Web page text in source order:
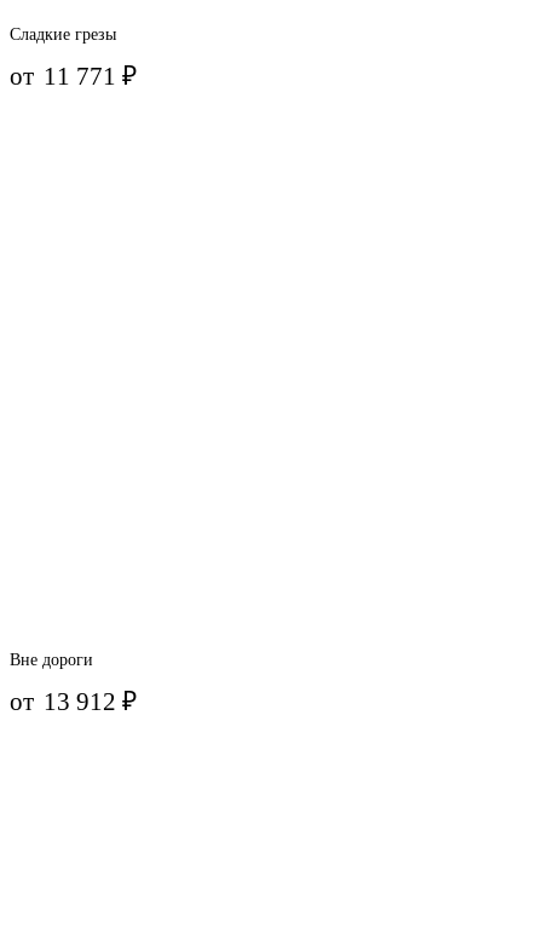
Сладкие грезы
от 11 771₽
Вне дороги
от 13 912₽